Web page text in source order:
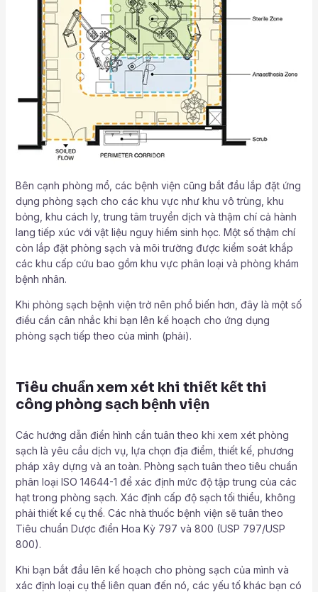
Bên cạnh phòng mổ, các bệnh viện cũng bắt đầu lắp đặt ứng
dụng phòng sạch cho các khu vực như khu vô trùng, khu
bỏng, khu cách ly, trung tâm truyền dịch và thậm chí cả hành
lang tiếp xúc với vật liệu nguy hiểm sinh học. Một số thậm chí
còn lắp đặt phòng sạch và môi trường được kiểm soát khắp
các khu cấp cứu bao gồm khu vực phân loại và phòng khám
bệnh nhân.
Khi phòng sạch bệnh viện trở nên phổ biến hơn, đây là một số
điều cần cân nhắc khi bạn lên kế hoạch cho ứng dụng
phòng sạch tiếp theo của mình (phải).
Tiêu chuẩn xem xét khi thiết kết thi
công phòng sạch bệnh viện
Các hướng dẫn điển hình cần tuân theo khi xem xét phòng
sạch là yêu cầu dịch vụ, lựa chọn địa điểm, thiết kế, phương
pháp xây dựng và an toàn. Phòng sạch tuân theo tiêu chuẩn
phân loại ISO 14644-1 để xác định mức độ tập trung của các
hạt trong phòng sạch. Xác định cấp độ sạch tối thiểu, không
phải thiết kế cụ thể. Các nhà thuốc bệnh viện sẽ tuân theo
Tiêu chuẩn Dược điển Hoa Kỳ 797 và 800 (USP 797/USP
800).
Khi bạn bắt đầu lên kế hoạch cho phòng sạch của mình và
xác định loại cụ thể liên quan đến nó, các yếu tố khác bạn có